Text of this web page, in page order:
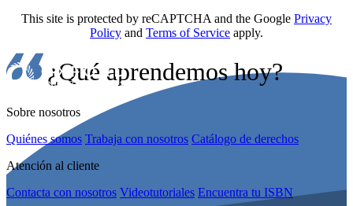
This site is protected by reCAPTCHA and the Google Privacy
Policy and Terms of Service apply.
¿Qué aprendemos hoy?
Sobre nosotros
Quiénes somos Trabaja con nosotros Catálogo de derechos
Atención al cliente
Contacta con nosotros Videotutoriales Encuentra tu ISBN